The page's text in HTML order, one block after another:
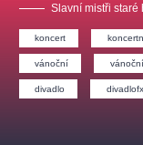
Slavní mistři staré
koncert
vánoční
divadlo